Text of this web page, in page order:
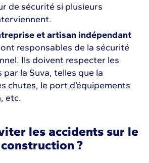
de sécurité si plusieurs
et artisan indépendant
responsables de la sécurité
Ils doivent respecter les
par la Suva, telles que la
chutes, le port d’équipements
etc.
les accidents sur le
?